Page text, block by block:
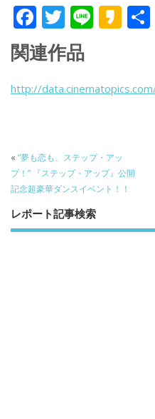
F
ac
e
b
k
T
w
itt
er
Li K
a
関連作品
http://
« “夢も恋も、ステップ・アッ
プ！” 『ステップ・アップ』公開
記念超豪華ダンスイベント！！
レポート記事検索